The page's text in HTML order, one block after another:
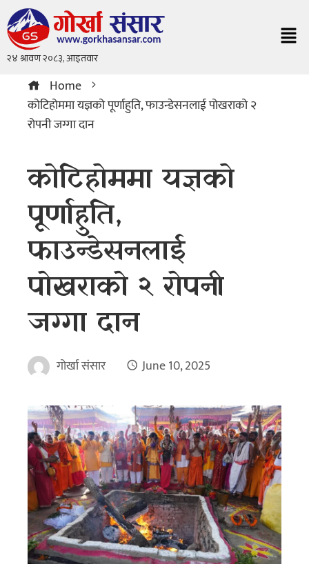
Home
कोटिहोममा यज्ञको पूर्णाहुति, फाउन्डेसनलाई पोखराको २
रोपनी जग्गा दान
कोटिहोममा यज्ञको
पूर्णाहुति,
फाउन्डेसनलाई
पोखराको २ रोपनी
जग्गा दान
गोर्खा संसार June 10, 2025